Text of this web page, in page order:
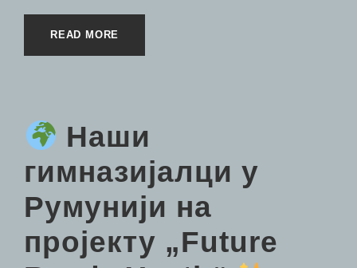
READ MORE
Наши
гимназијалци у
Румунији на
пројекту „Future